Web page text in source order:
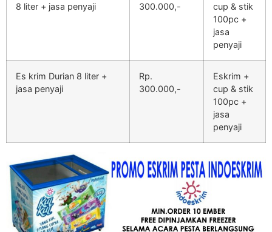
8 liter + jasa penyaji
300.000,-
cup & stik
100pc +
jasa
penyaji
Es krim Durian 8 liter +
jasa penyaji
Rp.
300.000,-
Eskrim +
cup & stik
100pc +
jasa
penyaji